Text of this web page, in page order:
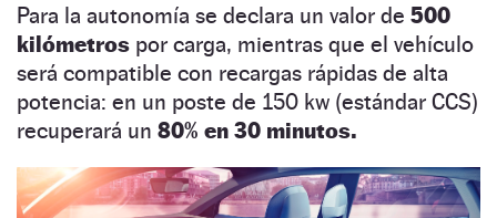
Para la autonomía se declara un valor de 500
kilómetros por carga, mientras que el vehículo
será compatible con recargas rápidas de alta
potencia: en un poste de 150 kw (estándar CCS)
recuperará un 80% en 30 minutos.